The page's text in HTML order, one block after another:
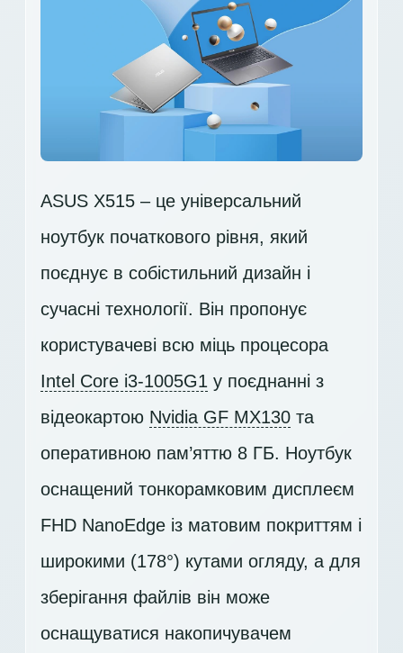
ASUS X515 – це універсальний
ноутбук початкового рівня, який
поєднує в собістильний дизайн і
сучасні технології. Він пропонує
користувачеві всю міць процесора
Intel Core i3-1005G1 у поєднанні з
відеокартою Nvidia GF MX130 та
оперативною пам’яттю 8 ГБ. Ноутбук
оснащений тонкорамковим дисплеєм
FHD NanoEdge із матовим покриттям і
широкими (178°) кутами огляду, а для
зберігання файлів він може
оснащуватися накопичувачем